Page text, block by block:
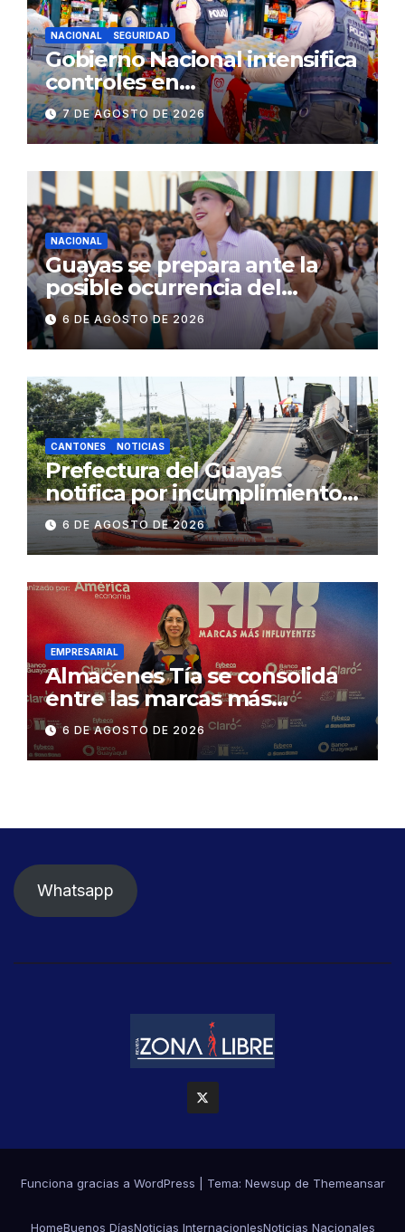
NACIONAL SEGURIDAD
Gobierno Nacional intensifica
controles en
establecimientos y espacios
públicos de Pichincha: 684
operativos en zonas
comerciales y de
concurrencia
7 DE AGOSTO DE 2026
NACIONAL
Guayas se prepara ante la
posible ocurrencia del
fenómeno de El Niño:
Gobierno Nacional capacita a
2.500 jóvenes
6 DE AGOSTO DE 2026
CANTONES NOTICIAS
Prefectura del Guayas
notifica por incumplimiento
contractual a la
Concesionaria CONORTE y
exige celeridad en
desmontaje del puente
Gonzalo Icaza Cornejo, en
Daule
6 DE AGOSTO DE 2026
EMPRESARIAL
Almacenes Tía se consolida
entre las marcas más
influyentes del Ecuador
6 DE AGOSTO DE 2026
Whatsapp
Funciona gracias a WordPress Tema: Newsup de Themeansar
HomeBuenos DíasNoticias InternacionlesNoticias Nacionales